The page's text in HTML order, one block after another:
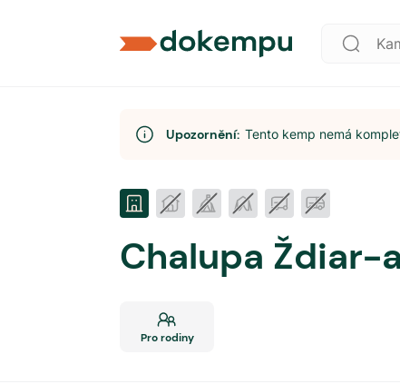
Upozornění: Tento kemp nemá
Chalupa Ždiar-
Pro rodiny